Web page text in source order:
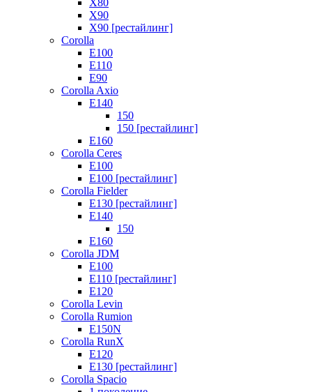
X80
X90
X90 [рестайлинг]
Corolla
E100
E110
E90
Corolla Axio
E140
150
150 [рестайлинг]
E160
Corolla Ceres
E100
E100 [рестайлинг]
Corolla Fielder
E130 [рестайлинг]
E140
150
E160
Corolla JDM
E100
E110 [рестайлинг]
E120
Corolla Levin
Corolla Rumion
E150N
Corolla RunX
E120
E130 [рестайлинг]
Corolla Spacio